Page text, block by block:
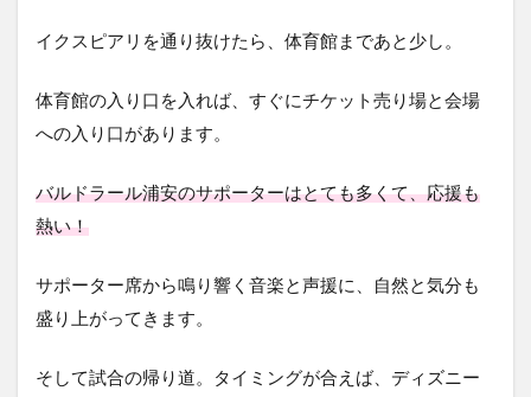
イクスピアリを通り抜けたら、体育館まであと少し。
体育館の入り口を入れば、すぐにチケット売り場と会場
への入り口があります。
バルドラール浦安のサポーターはとても多くて、応援も
熱い！
サポーター席から鳴り響く音楽と声援に、自然と気分も
盛り上がってきます。
そして試合の帰り道。タイミングが合えば、ディズニー